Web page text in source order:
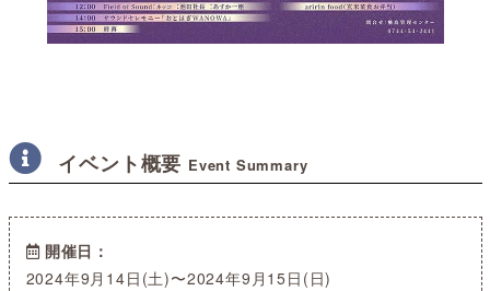
イベント概要 Event Summary
開催日
2024年9月14日(土)〜2024年9月15日(日)